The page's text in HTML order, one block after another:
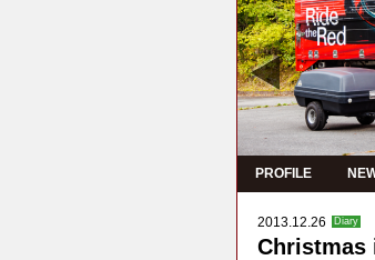
PROFILE
2013.12.26 Diary
Christmas